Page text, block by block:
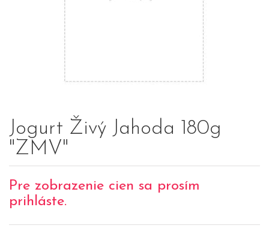
Jogurt Živý Jahoda 180g
"ZMV"
Pre zobrazenie cien sa prosím
prihláste.